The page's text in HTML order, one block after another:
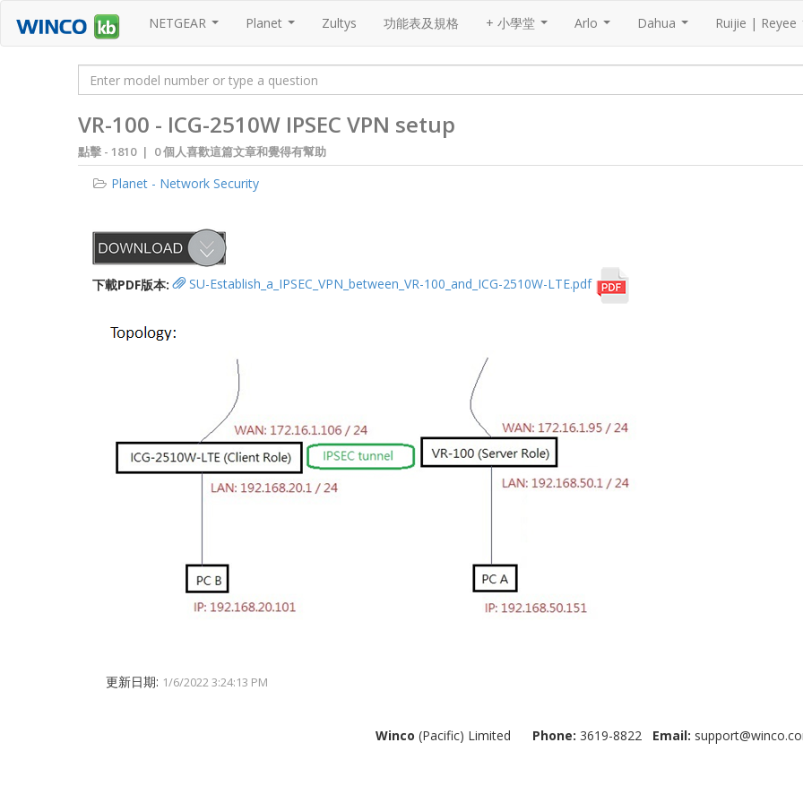
NETGEAR Planet Zultys 功能表及規格 + 小學堂 Arlo Dahua Ruijie | Reyee
VR-100 - ICG-2510W IPSEC VPN setup
點擊 - 1810 | 0 個人喜歡這篇文章和覺得有幫助
Planet - Network Security
下載PDF版本: SU-Establish_a_IPSEC_VPN_between_VR-100_and_ICG-2510W-LTE.pdf
更新日期: 1/6/2022 3:24:13 PM
Winco (Pacific) Limited Phone: 3619-8822 Email: